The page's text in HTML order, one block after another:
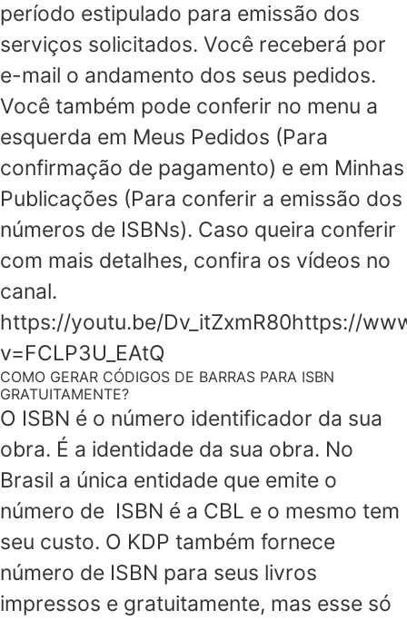
período estipulado para emissão dos
serviços solicitados. Você receberá por
e-mail o andamento dos seus pedidos.
Você também pode conferir no menu a
esquerda em Meus Pedidos (Para
confirmação de pagamento) e em Minhas
Publicações (Para conferir a emissão dos
números de ISBNs). Caso queira conferir
com mais detalhes, confira os vídeos no
canal.
https://youtu.be/Dv_itZxmR80https://
v=FCLP3U_EAtQ
COMO GERAR CÓDIGOS DE BARRAS PARA ISBN
GRATUITAMENTE?
O ISBN é o número identificador da sua
obra. É a identidade da sua obra. No
Brasil a única entidade que emite o
número de ISBN é a CBL e o mesmo tem
seu custo. O KDP também fornece
número de ISBN para seus livros
impressos e gratuitamente, mas esse só